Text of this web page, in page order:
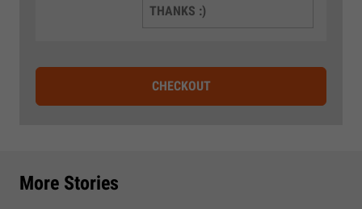
THANKS :)
CHECKOUT
More Stories